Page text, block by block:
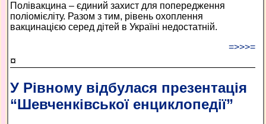
Полівакцина – єдиний захист для попередження
поліомієліту. Разом з тим, рівень охоплення
вакцинацією серед дітей в Україні недостатній.
=>>>=
¤
У Рівному відбулася презентація
“Шевченківської енциклопедії”